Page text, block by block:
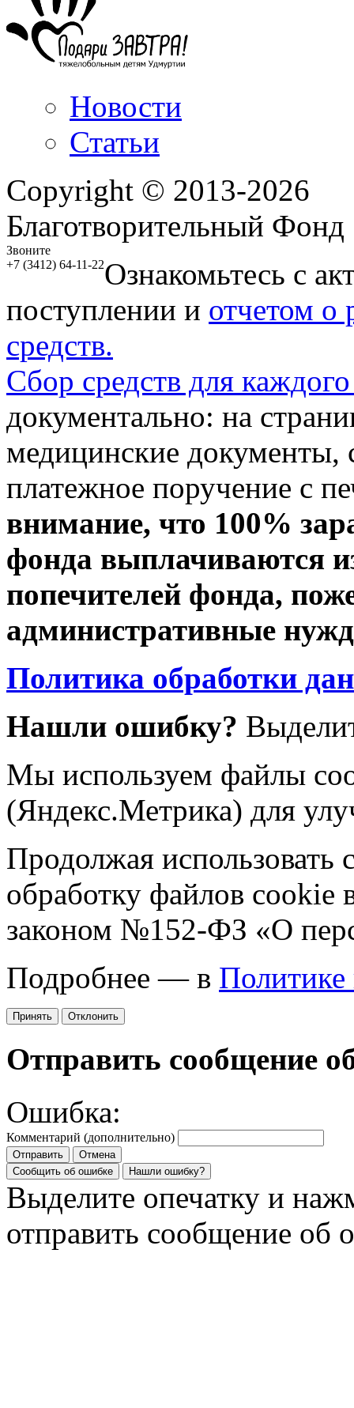
Новости
Статьи
Copyright © 2013-2026
Благотворительный
Звоните
+7 (3412) 64-11-22Ознакомьтесь с
поступлении и отчетом о
средств.
Сбор средств для
документально: на
медицинские документы,
платежное поручение с
внимание, что 100%
фонда выплачиваются
попечителей фонда,
административные
Политика обработки
Нашли ошибку?
Мы используем файлы
(Яндекс.Метрика) для
Продолжая использовать
обработку файлов cookie
законом №152-ФЗ «О
Подробнее — в Политике
Принять Отклонить
Отправить сообщение
Ошибка:
Комментарий (дополнительно)
Отправить
Отмена
Сообщить об ошибке
Нашли ошибку?
Выделите опечатку и
отправить сообщение об